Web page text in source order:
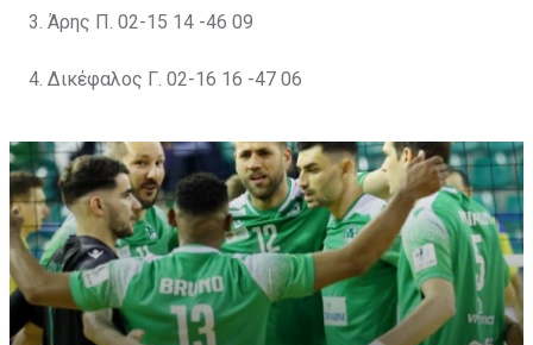
3. Άρης Π. 02-15 14 -46 09
4. Δικέφαλος Γ. 02-16 16 -47 06